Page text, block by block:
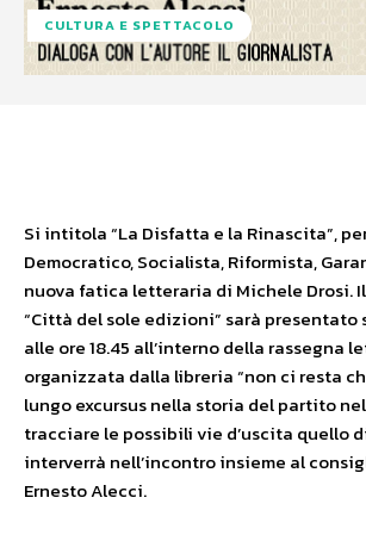
CULTURA E SPETTACOLO
Si intitola “La Disfatta e la Rinascita”,
Democratico, Socialista, Riformista,
nuova fatica letteraria di Michele Drosi.
“Città del sole edizioni” sarà presentato
alle ore 18.45 all’interno della rassegna
organizzata dalla libreria “non ci resta
lungo excursus nella storia del partito
tracciare le possibili vie d’uscita quello
interverrà nell’incontro insieme al
Ernesto Alecci.